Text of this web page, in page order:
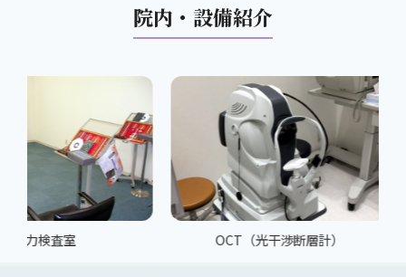
院内・設備紹介
OCT（光干渉断層計）